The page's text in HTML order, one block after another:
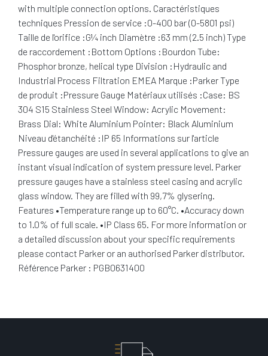
with multiple connection options. Caractéristiques
techniques Pression de service :0-400 bar (0-5801 psi)
Taille de l'orifice :G¼ inch Diamètre :63 mm (2.5 inch) Type
de raccordement :Bottom Options :Bourdon Tube:
Phosphor bronze, helical type Division :Hydraulic and
Industrial Process Filtration EMEA Marque :Parker Type
de produit :Pressure Gauge Matériaux utilisés :Case: BS
304 S15 Stainless Steel Window: Acrylic Movement:
Brass Dial: White Aluminium Pointer: Black Aluminium
Niveau d'étanchéité :IP 65 Informations sur l'article
Pressure gauges are used in several applications to give an
instant visual indication of system pressure level. Parker
pressure gauges have a stainless steel casing and acrylic
glass window. They are filled with 99,7% glysering.
Features •Temperature range up to 60°C. •Accuracy down
to 1.0% of full scale. •IP Class 65. For more information or
a detailed discussion about your specific requirements
please contact Parker or an authorised Parker distributor.
Référence Parker : PGB0631400